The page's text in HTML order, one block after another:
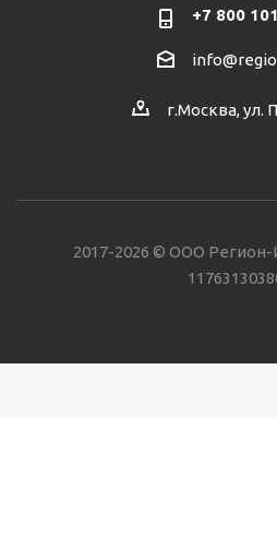
+7 800
г.Москва, ул.
2017-2026 © ООО